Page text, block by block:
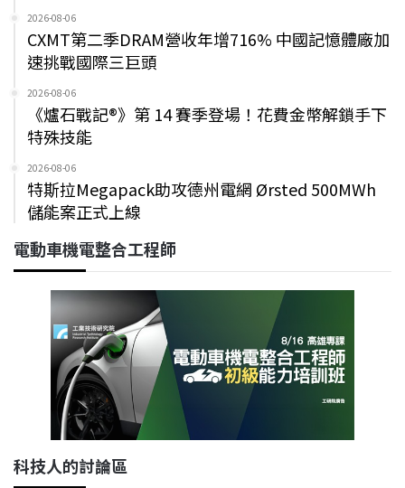
2026-08-06
CXMT第二季DRAM營收年增716% 中國記憶體廠加
速挑戰國際三巨頭
2026-08-06
《爐石戰記®》第 14 賽季登場！花費金幣解鎖手下
特殊技能
2026-08-06
特斯拉Megapack助攻德州電網 Ørsted 500MWh
儲能案正式上線
電動車機電整合工程師
科技人的討論區